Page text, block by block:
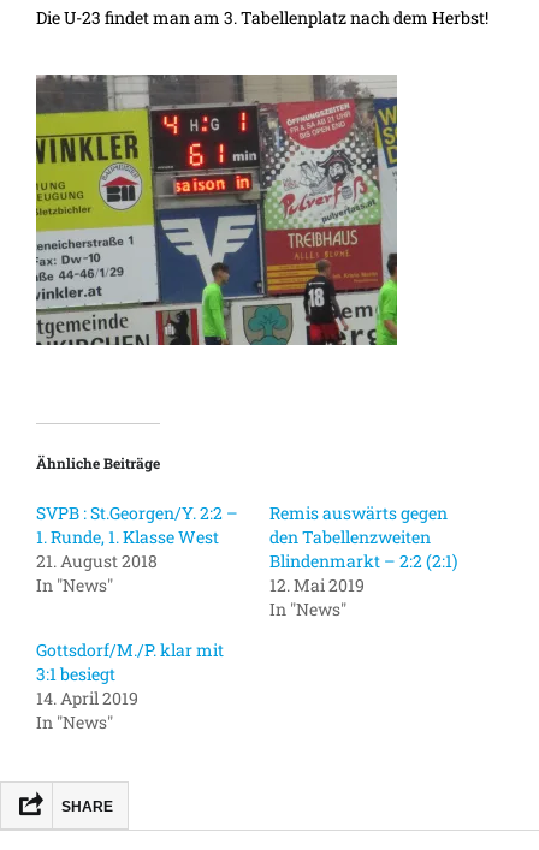
Die U-23 findet man am 3. Tabellenplatz nach dem Herbst!
Ähnliche Beiträge
SVPB : St.Georgen/Y. 2:2 –
1. Runde, 1. Klasse West
21. August 2018
In "News"
Remis auswärts gegen
den Tabellenzweiten
Blindenmarkt – 2:2 (2:1)
12. Mai 2019
In "News"
Gottsdorf/M./P. klar mit
3:1 besiegt
14. April 2019
In "News"
SHARE